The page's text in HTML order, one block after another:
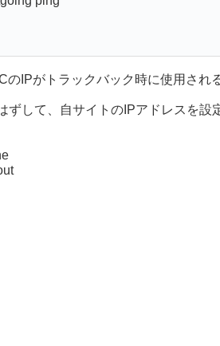
IPがトラックバック時に使用され
ずして、自サイトのIPアドレスを設